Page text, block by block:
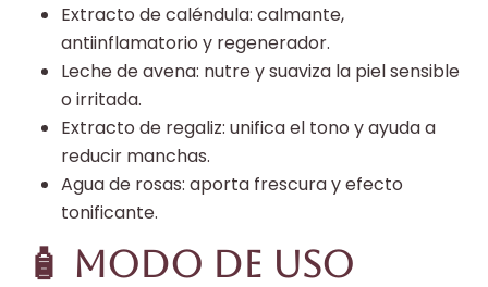
Extracto de caléndula: calmante,
antiinflamatorio y regenerador.
Leche de avena: nutre y suaviza la piel sensible
o irritada.
Extracto de regaliz: unifica el tono y ayuda a
reducir manchas.
Agua de rosas: aporta frescura y efecto
tonificante.
🧴 Modo de uso